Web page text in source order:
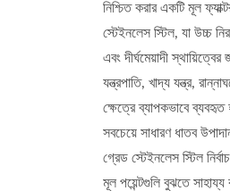
নিশ্চিত করার একটি মূল
স্টেইনলেস স্টিল, যা উচ্চ
এবং দীর্ঘমেয়াদী
যন্ত্রপাতি, খাদ্য যন্ত্র,
ক্ষেত্রে ব্যাপকভাবে ব্যবহৃত
সবচেয়ে সাধারণ ধাতব
গ্রেড স্টেইনলেস স্টিল
মূল পয়েন্টগুলি বুঝতে সাহায্য